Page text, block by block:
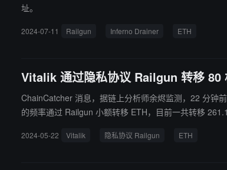
址。
2024-07-11 Railgun Inferno Drainer ETH
Vitalik 通过隐私协议 Railgun 转移 80
ChainCatcher 消息，据链上分析师余烬监测，22 分钟前，Vitalik Buterin
的频率通过 Railgun 小额转移 ETH，目前一共转移
2024-05-22 Vitalik 隐私协议 Railgun ETH